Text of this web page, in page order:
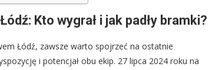
Kto wygrał i jak padły bramki?
Łódź, zawsze warto spojrzeć na ostatnie
i potencjał obu ekip. 27 lipca 2024 roku na